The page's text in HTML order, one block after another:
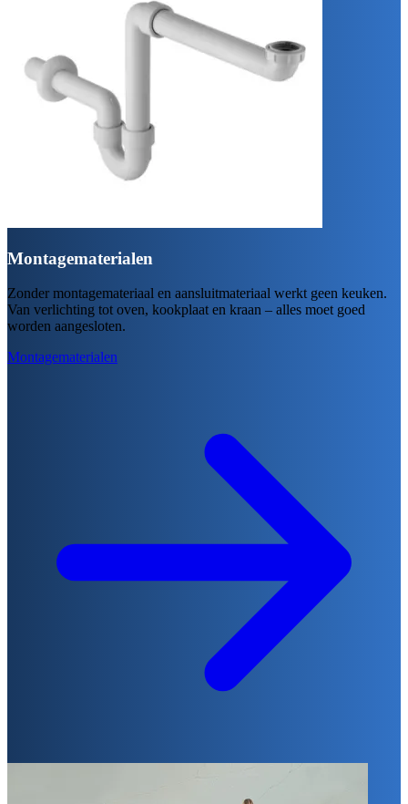
Montagematerialen
Zonder montagemateriaal en aansluitmateriaal werkt geen keuken.
Van verlichting tot oven, kookplaat en kraan – alles moet goed
worden aangesloten.
Montagematerialen